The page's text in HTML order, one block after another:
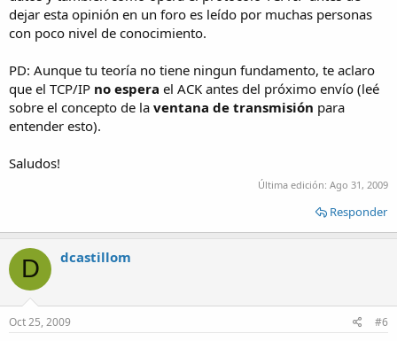
Porsupuesto que es recomendable siempre para distancias
mayores a 100 metros realizar una realimentación (con un
switch intermedio)o directamente fibra optica
dejar esta opinión en un foro es leído por muchas personas
con poco nivel de conocimiento.
PD: Aunque tu teoría no tiene ningun fundamento, te aclaro
que el TCP/IP no espera el ACK antes del próximo envío (leé
sobre el concepto de la ventana de transmisión para
entender esto).
Saludos!
Última edición: Ago 31, 2009
Responder
D dcastillom
Oct 25, 2009 #6